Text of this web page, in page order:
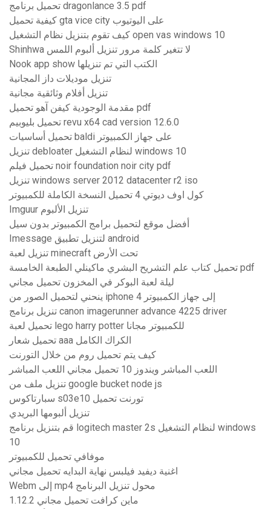
تحميل برنامج dragonlance 3.5 pdf
كيفية تحميل gta vice city على اليوتيوب
كيف تقوم بتنزيل نظام التشغيل open vas windows 10
Shinhwa لا تتغير كلمة مرور تنزيل ألبوم اللمس
Nook app show الكتب التي تم تنزيلها
تنزيل موديلات داز المجانية
تنزيل أفلام وثائقية مجانية
مقدمة الوجودية كيفن آهو تحميل pdf
تحميل بليوبيم revu x64 cad version 12.6.0
تحميل أساسيات baldi على جهاز الكمبيوتر
تنزيل debloater لنظام التشغيل windows 10
تحميل فيلم noir foundation noir city pdf
تنزيل windows server 2012 datacenter r2 iso
كول اوف ديوتي 4 تحميل النسخة الكاملة للكمبيوتر
Imguur تنزيل الألبوم
أفضل موقع لتحميل برامج الكمبيوتر بدون سيل
Imessage لتنزيل تطبيق android
تنزيل لعبة minecraft تحت الأرض
تحميل كتاب علم التشريح البشري ماكينلي الطبعة الخامسة pdf
ليلة لعبة البوكر في المخزون تحميل مجاني
ينحني لتحميل الصور من iphone 4 إلى جهاز الكمبيوتر
تنزيل برنامج canon imagerunner advance 4225 driver
تحميل لعبة lego harry potter للكمبيوتر مجانا
تحميل شعار aaa الكراك الكامل
كيف يتم تحميل روم من خلال التورنت
اللعب المباشر ويندوز 10 تحميل مجاني اللعب المباشر
تنزيل ملف من google bucket node js
سبارتاكوس s03e10 تورنت تحميل
تنزيل ألبومها البريدي
قم بتنزيل برنامج logitech master 2s لنظام التشغيل windows
10
موفافي تحميل للكمبيوتر
اغنية ديفيد فيلبس نهاية البدايه تحميل مجاني
Webm إلى mp4 محول تنزيل البرنامج
1.12.2 ماين كرافت تحميل مجاني